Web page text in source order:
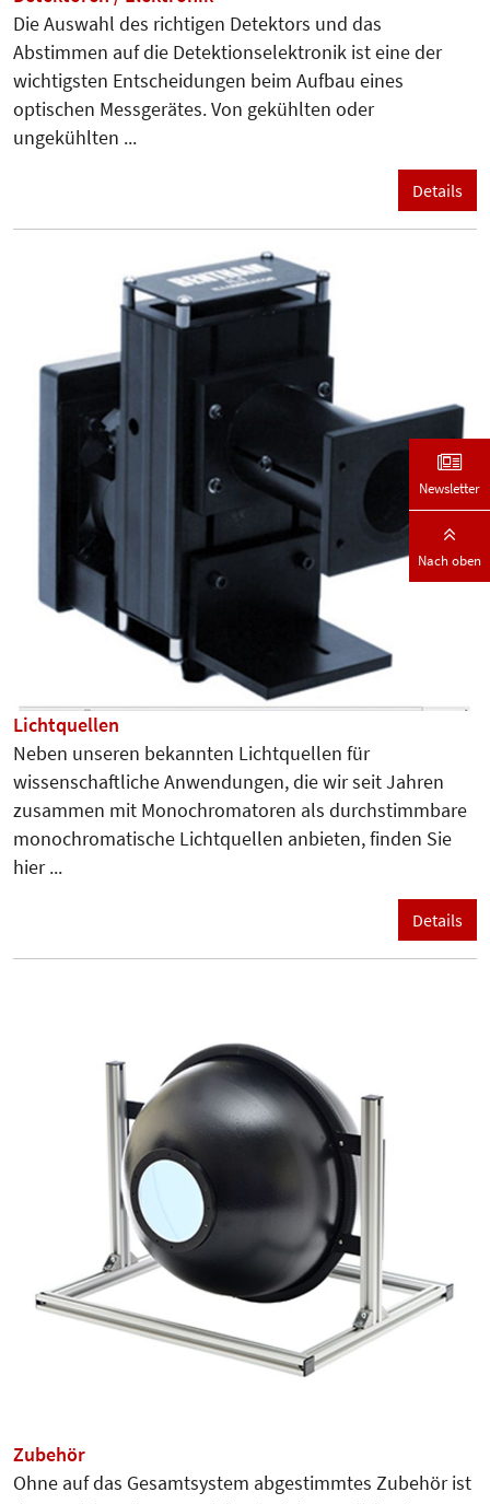
Die Auswahl des richtigen Detektors und das
Abstimmen auf die Detektionselektronik ist eine der
wichtigsten Entscheidungen beim Aufbau eines
optischen Messgerätes. Von gekühlten oder
ungekühlten ...
Details
Lichtquellen
Neben unseren bekannten Lichtquellen für
wissenschaftliche Anwendungen, die wir seit Jahren
zusammen mit Monochromatoren als durchstimmbare
monochromatische Lichtquellen anbieten, finden Sie
hier ...
Details
Zubehör
Ohne auf das Gesamtsystem abgestimmtes Zubehör ist
Newsletter
Nach oben